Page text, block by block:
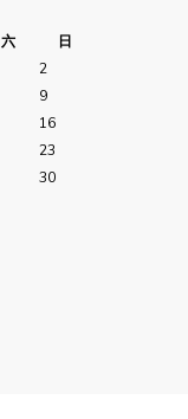
六
日
2
9
16
23
30